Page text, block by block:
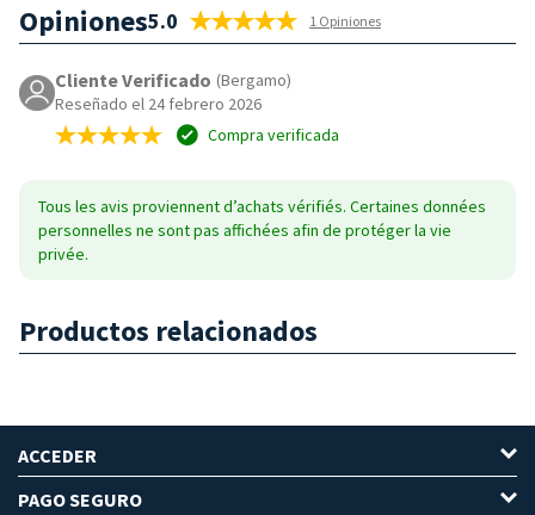
Opiniones5.0 1 Opiniones
Cliente Verificado (Bergamo)
Reseñado el 24 febrero 2026
Compra verificada
Tous les avis proviennent d’achats vérifiés. Certaines données
personnelles ne sont pas affichées afin de protéger la vie
privée.
Productos relacionados
ACCEDER
PAGO SEGURO